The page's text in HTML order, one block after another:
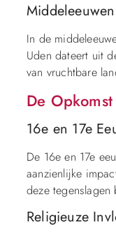
Middeleeuwen
In de
Uden dateert uit
van vruchtbare
De
16e en 17e
De 16e en 17e
aanzienlijke
deze
Religieuze